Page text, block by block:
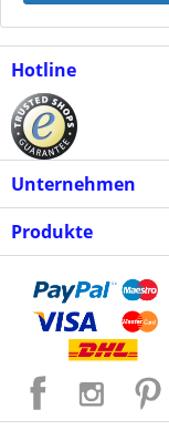
Hotline
Unternehmen
Produkte